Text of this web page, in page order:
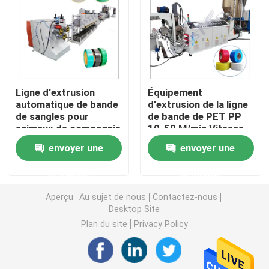
Machine d'extrudeuse de tuyau de PVC
Chaîne de production de tuyau de PPR
Machine d'extrudeuse de tuyau de PE
Machine ondulée d'extrudeuse de tuyau
Pp attachent la chaîne de production
Machine en plastique d'extrudeuse de feuille
Ligne d'extrusion
automatique de bande
de sangles pour
animaux de compagnie
envoyer une
Équipement
d'extrusion de la ligne
de bande de PET PP
10-50 M/min Vitesse
de remontage
envoyer une
Aperçu Au sujet de nous
Contactez-nous
Desktop Site
Plan du site
Privacy Policy